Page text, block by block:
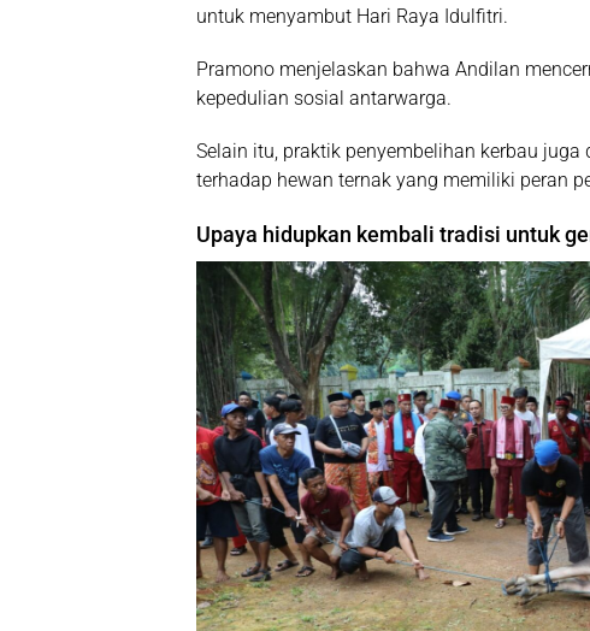
untuk menyambut Hari Raya Idulfitri.
Pramono menjelaskan bahwa Andilan
kepedulian sosial antarwarga.
Selain itu, praktik penyembelihan kerbau
terhadap hewan ternak yang memiliki peran
Upaya hidupkan kembali tradisi untuk